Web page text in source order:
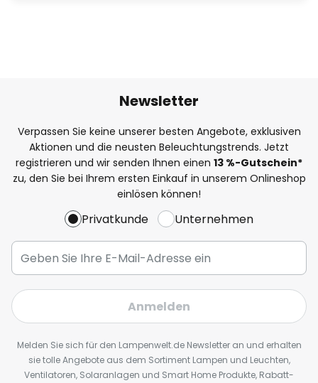
Newsletter
Verpassen Sie keine unserer besten Angebote, exklusiven
Aktionen und die neusten Beleuchtungstrends. Jetzt
registrieren und wir senden Ihnen einen 13 %-Gutschein*
zu, den Sie bei Ihrem ersten Einkauf in unserem Onlineshop
einlösen können!
Privatkunde Unternehmen
Anmelden
Melden Sie sich für den Lampenwelt.de Newsletter an und erhalten
sie tolle Angebote aus dem Sortiment Lampen und Leuchten,
Ventilatoren, Solaranlagen und Smart Home Produkte, Rabatt-